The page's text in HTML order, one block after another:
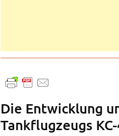
Die Entwicklung
Tankflugzeugs